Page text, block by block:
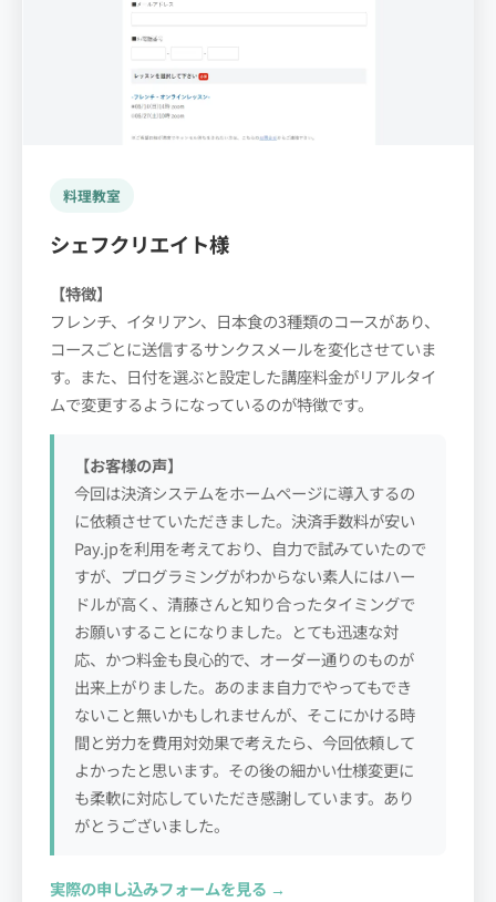
料理教室
シェフクリエイト様
【特徴】
フレンチ、イタリアン、日本食の3種類のコースがあり、
コースごとに送信するサンクスメールを変化させていま
す。また、日付を選ぶと設定した講座料金がリアルタイ
ムで変更するようになっているのが特徴です。
【お客様の声】
今回は決済システムをホームページに導入するの
に依頼させていただきました。決済手数料が安い
Pay.jpを利用を考えており、自力で試みていたので
すが、プログラミングがわからない素人にはハー
ドルが高く、清藤さんと知り合ったタイミングで
お願いすることになりました。とても迅速な対
応、かつ料金も良心的で、オーダー通りのものが
出来上がりました。あのまま自力でやってもでき
ないこと無いかもしれませんが、そこにかける時
間と労力を費用対効果で考えたら、今回依頼して
よかったと思います。その後の細かい仕様変更に
も柔軟に対応していただき感謝しています。あり
がとうございました。
実際の申し込みフォームを見る →